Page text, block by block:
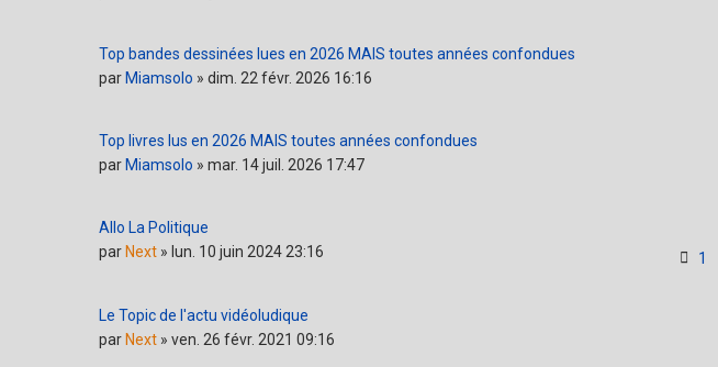
Top bandes dessinées lues en 2026 MAIS toutes années confondues
par Miamsolo » dim. 22 févr. 2026 16:16
Top livres lus en 2026 MAIS toutes années confondues
par Miamsolo » mar. 14 juil. 2026 17:47
Allo La Politique
par Next » lun. 10 juin 2024 23:16 1
Le Topic de l'actu vidéoludique
par Next » ven. 26 févr. 2021 09:16